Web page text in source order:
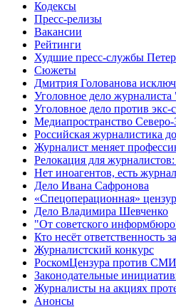
Кодексы
Пресс-релизы
Вакансии
Рейтинги
Худшие пресс-службы
Сюжеты
Дмитрия Голованова
Уголовное дело
Уголовное дело против экс-
Медиапространство
Российская журналистика
Журналист меняет
Релокация для журналистов:
Нет иноагентов, есть
Дело Ивана Сафронова
«Спецоперационная»
Дело Владимира Шевченко
"От советского
Кто несёт ответственность
Журналистский конкурс
РоскомЦензура против СМИ
Законодательные
Журналисты на акциях
Анонсы